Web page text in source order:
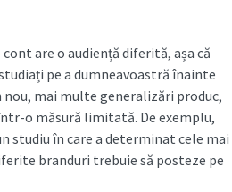
are o audiență diferită, așa că
pe a dumneavoastră înainte
nou, mai multe generalizări produc,
o măsură limitată. De exemplu,
studiu în care a determinat cele mai
branduri trebuie să posteze pe